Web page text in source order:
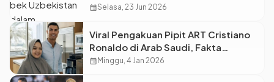
Saatnya CR7 Ngamuk?
calendar_monthSelasa, 23 Jun 2026
Viral Pengakuan Pipit ART Cristiano
Ronaldo di Arab Saudi, Fakta
Sebenarnya Hoax dan Konten Fiksi
calendar_month Minggu, 4 Jan 2026